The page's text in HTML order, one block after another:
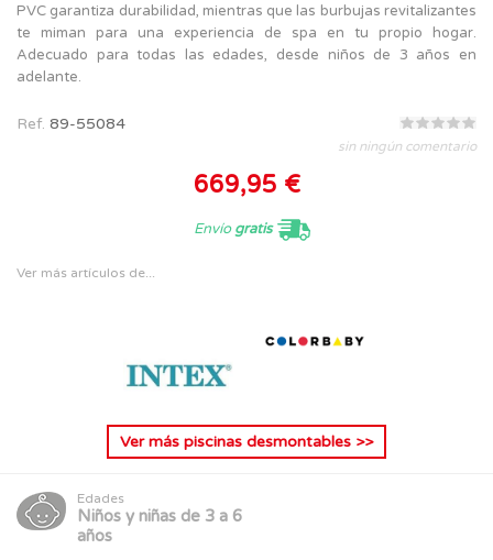
PVC garantiza durabilidad, mientras que las burbujas revitalizantes
te miman para una experiencia de spa en tu propio hogar.
Adecuado para todas las edades, desde niños de 3 años en
adelante.
Ref. 89-55084
sin ningún comentario
669,95 €
Envíogratis
Ver más artículos de...
Ver más piscinas desmontables >>
Edades
Niños y niñas de 3 a 6
años